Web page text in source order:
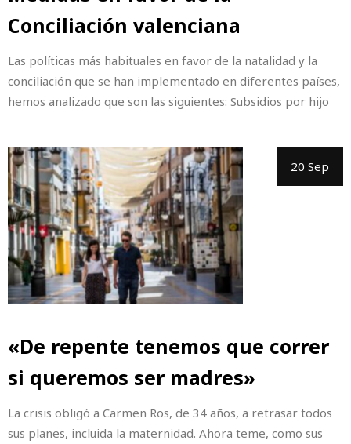
Conciliación valenciana
Las políticas más habituales en favor de la natalidad y la
conciliación que se han implementado en diferentes países,
hemos analizado que son las siguientes: Subsidios por hijo
20 Sep
«De repente tenemos que correr
si queremos ser madres»
La crisis obligó a Carmen Ros, de 34 años, a retrasar todos
sus planes, incluida la maternidad. Ahora teme, como sus